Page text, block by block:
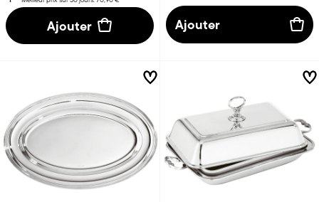
Ajouter Ajouter